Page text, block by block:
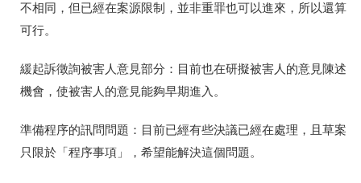
不相同，但已經在案源限制，並非重罪也可以進來，所以還算
可行。
緩起訴徵詢被害人意見部分：目前也在研擬被害人的意見陳述
機會，使被害人的意見能夠早期進入。
準備程序的訊問問題：目前已經有些決議已經在處理，且草案
只限於「程序事項」，希望能解決這個問題。